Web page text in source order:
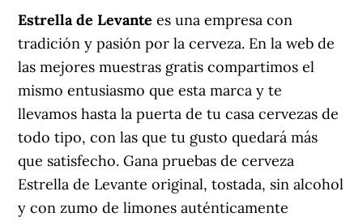
Estrella de Levante es una empresa con
tradición y pasión por la cerveza. En la web de
las mejores muestras gratis compartimos el
mismo entusiasmo que esta marca y te
llevamos hasta la puerta de tu casa cervezas de
todo tipo, con las que tu gusto quedará más
que satisfecho. Gana pruebas de cerveza
Estrella de Levante original, tostada, sin alcohol
y con zumo de limones auténticamente